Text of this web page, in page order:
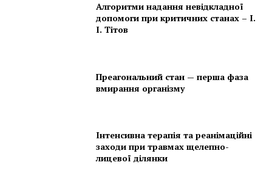
Алгоритми надання невідкладної
допомоги при критичних станах – І.
І. Тітов
Преагональний стан — перша фаза
вмирання організму
Інтенсивна терапія та реанімаційні
заходи при травмах щелепно-
лицевої ділянки